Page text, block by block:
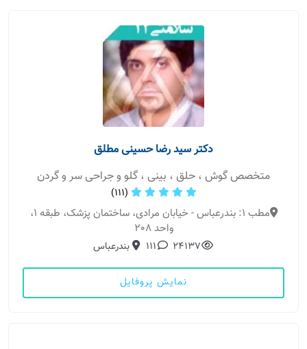
دکتر سید رضا حسینی مطلق
متخصص گوش ، حلق ، بینی ، گلو و جراحی سر و گردن
(111)
مطب 1: بندرعباس - خیابان مرادی، ساختمان پزشک، طبقه 1،
واحد 208
24137
111 بندرعباس
نمایش پروفایل